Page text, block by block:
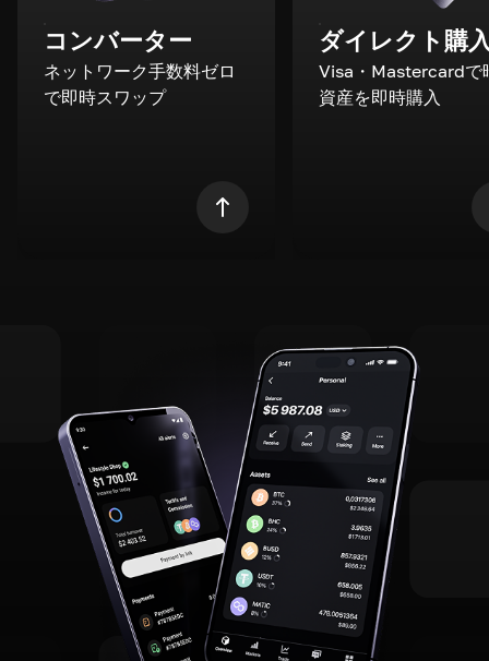
コンバーター
ネットワーク手数料ゼロ
で即時スワップ
ダイレクト購
Visa・Mastercardで
資産を即時購入